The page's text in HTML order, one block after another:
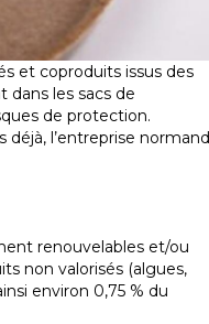
et coproduits issus des
les sacs de
de protection.
l’entreprise
renouvelables et/ou
non valorisés (algues,
environ 0,75 % du